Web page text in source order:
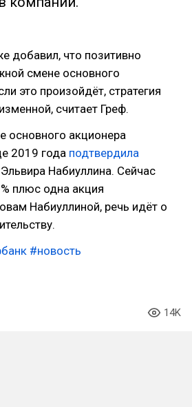
добавил, что позитивно
смене основного
это произойдёт, стратегия
считает Греф.
основного акционера
2019 года подтвердила
Набиуллина. Сейчас
плюс одна акция
Набиуллиной, речь идёт о
#новость
14K